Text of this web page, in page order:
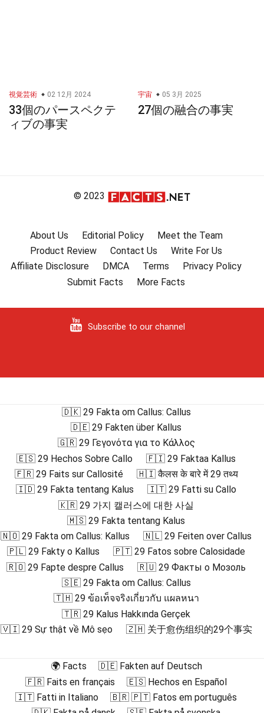
視覚芸術 02 12月 2024
33個のパースペクテ
ィブの事実
宇宙 05 3月 2025
27個の融合の事実
© 2023
About Us Editorial Policy
Meet the Team
Product Review
Contact Us
Write For Us
Affiliate Disclosure
DMCA Terms
Privacy Policy
Submit Facts
More Facts
Subscribe to our channel
🇩🇰 29 Fakta om Callus: Callus
🇩🇪 29 Fakten über Kallus
🇬🇷 29 Γεγονότα για το Κάλλος
🇪🇸 29 Hechos Sobre Callo
🇫🇮 29 Faktaa Kallus
🇫🇷 29 Faits sur Callosité
🇭🇮 कैलस के बारे में 29 तथ्य
🇮🇩 29 Fakta tentang Kalus
🇮🇹 29 Fatti su Callo
🇰🇷 29 가지 캘러스에 대한 사실
🇲🇸 29 Fakta tentang Kalus
🇳🇴 29 Fakta om Callus: Kallus
🇳🇱 29 Feiten over Callus
🇵🇱 29 Fakty o Kallus
🇵🇹 29 Fatos sobre Calosidade
🇷🇴 29 Fapte despre Callus
🇷🇺 29 Факты о Мозоль
🇸🇪 29 Fakta om Callus: Callus
🇹🇭 29 ข้อเท็จจริงเกี่ยวกับ แผลหนา
🇹🇷 29 Kalus Hakkında Gerçek
🇻🇮 29 Sự thật về Mô sẹo
🇿🇭 关于愈伤组织的29个事实
🌍 Facts
🇩🇪 Fakten auf Deutsch
🇫🇷 Faits en français
🇪🇸 Hechos en Español
🇮🇹 Fatti in Italiano
🇧🇷 🇵🇹 Fatos em português